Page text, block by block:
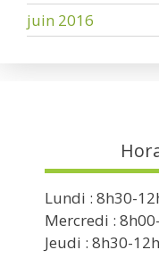
juin 2016
Lundi : 8h30-
Mercredi :
Jeudi : 8h30-